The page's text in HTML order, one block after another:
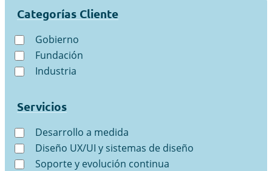
Categorías Cliente
Gobierno
Fundación
Industria
Servicios
Desarrollo a medida
Diseño UX/UI y sistemas de diseño
Soporte y evolución continua